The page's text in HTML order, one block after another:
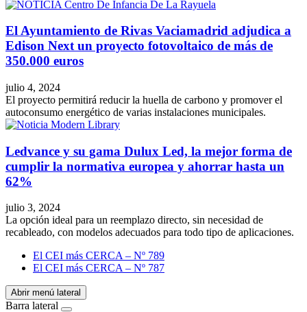
El Ayuntamiento de Rivas Vaciamadrid adjudica a
Edison Next un proyecto fotovoltaico de más de
350.000 euros
julio 4, 2024
El proyecto permitirá reducir la huella de carbono y promover el
autoconsumo energético de varias instalaciones municipales.
Ledvance y su gama Dulux Led, la mejor forma de
cumplir la normativa europea y ahorrar hasta un
62%
julio 3, 2024
La opción ideal para un reemplazo directo, sin necesidad de
recableado, con modelos adecuados para todo tipo de aplicaciones.
El CEI más CERCA – Nº 789
El CEI más CERCA – Nº 787
Abrir menú lateral
Barra lateral